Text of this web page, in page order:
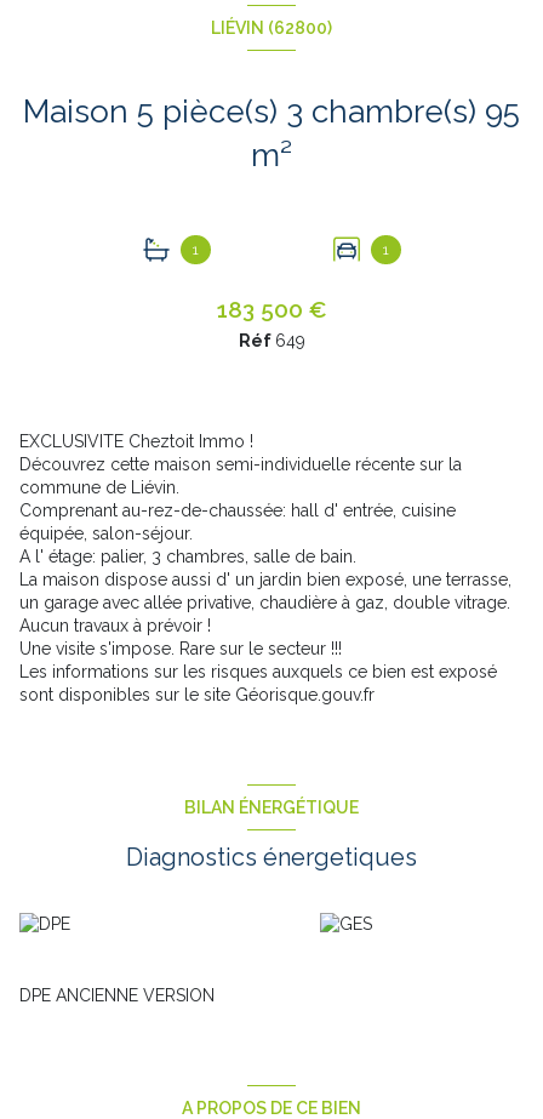
LIÉVIN (62800)
Maison 5 pièce(s) 3 chambre(s) 95
m²
1 1
183 500 €
Réf 649
EXCLUSIVITE Cheztoit Immo !
Découvrez cette maison semi-individuelle récente sur la
commune de Liévin.
Comprenant au-rez-de-chaussée: hall d' entrée, cuisine
équipée, salon-séjour.
A l' étage: palier, 3 chambres, salle de bain.
La maison dispose aussi d' un jardin bien exposé, une terrasse,
un garage avec allée privative, chaudière à gaz, double vitrage.
Aucun travaux à prévoir !
Une visite s'impose. Rare sur le secteur !!!
Les informations sur les risques auxquels ce bien est exposé
sont disponibles sur le site Géorisque.gouv.fr
BILAN ÉNERGÉTIQUE
Diagnostics énergetiques
DPE ANCIENNE VERSION
A PROPOS DE CE BIEN